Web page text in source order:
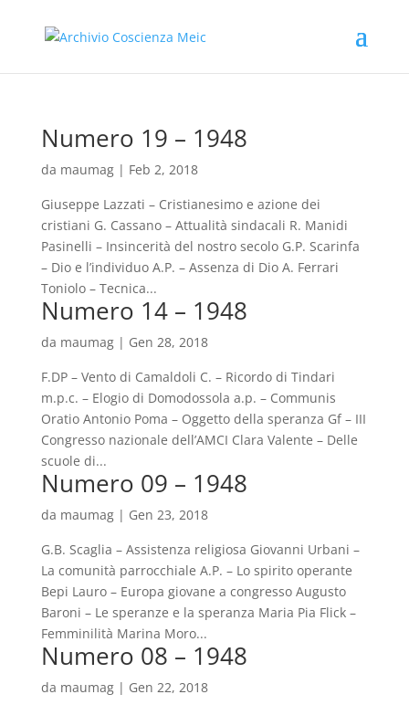
Numero 19 – 1948
da maumag| Feb 2, 2018
Giuseppe Lazzati – Cristianesimo e azione dei
cristiani G. Cassano – Attualità sindacali R. Manidi
Pasinelli – Insincerità del nostro secolo G.P. Scarinfa
– Dio e l’individuo A.P. – Assenza di Dio A. Ferrari
Toniolo – Tecnica...
Numero 14 – 1948
da maumag| Gen 28, 2018
F.DP – Vento di Camaldoli C. – Ricordo di Tindari
m.p.c. – Elogio di Domodossola a.p. – Communis
Oratio Antonio Poma – Oggetto della speranza Gf – III
Congresso nazionale dell’AMCI Clara Valente – Delle
scuole di...
Numero 09 – 1948
da maumag| Gen 23, 2018
G.B. Scaglia – Assistenza religiosa Giovanni Urbani –
La comunità parrocchiale A.P. – Lo spirito operante
Bepi Lauro – Europa giovane a congresso Augusto
Baroni – Le speranze e la speranza Maria Pia Flick –
Femminilità Marina Moro...
Numero 08 – 1948
da maumag| Gen 22, 2018